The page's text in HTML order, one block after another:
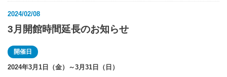
2024/02/08
3月開館時間延長のお知らせ
開催日
2024年3月1日（金）～3月31日（日）